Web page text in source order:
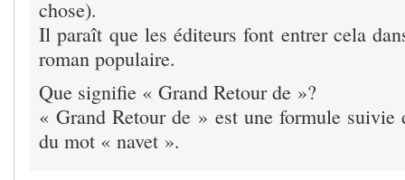
chose).
Il paraît que les éditeurs font entrer cela
roman populaire.
Que signifie « Grand Retour de »?
« Grand Retour de » est une formule suivie
du mot « navet ».